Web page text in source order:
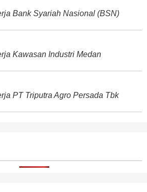
Bank Syariah Nasional (BSN)
Kawasan Industri Medan
PT Triputra Agro Persada Tbk